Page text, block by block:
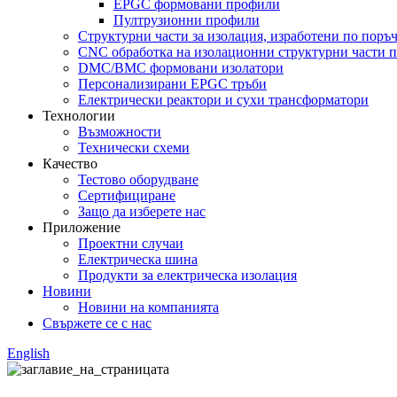
EPGC формовани профили
Пултрузионни профили
Структурни части за изолация, изработени по
CNC обработка на изолационни структурни части
DMC/BMC формовани изолатори
Персонализирани EPGC тръби
Електрически реактори и сухи трансформатори
Технологии
Възможности
Технически схеми
Качество
Тестово оборудване
Сертифициране
Защо да изберете нас
Приложение
Проектни случаи
Електрическа шина
Продукти за електрическа изолация
Новини
Новини на компанията
Свържете се с нас
English